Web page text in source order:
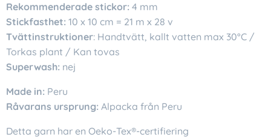
Rekommenderade stickor: 4 mm
Stickfasthet: 10 x 10 cm = 21 m x 28 v
Tvättinstruktioner: Handtvätt, kallt vatten max 30°C /
Torkas plant / Kan tovas
Superwash: nej
Made in: Peru
Råvarans ursprung: Alpacka från Peru
Detta garn har en Oeko-Tex®-certifiering